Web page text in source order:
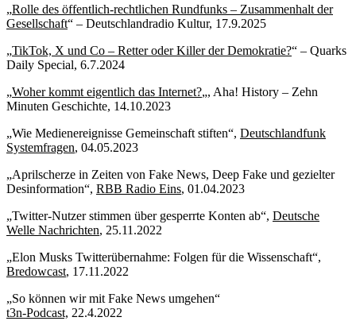
„Rolle des öffentlich-rechtlichen Rundfunks – Zusammenhalt der
Gesellschaft“ – Deutschlandradio Kultur, 17.9.2025
„TikTok, X und Co – Retter oder Killer der Demokratie?“ – Quarks
Daily Special, 6.7.2024
„Woher kommt eigentlich das Internet?„, Aha! History – Zehn
Minuten Geschichte, 14.10.2023
„Wie Medienereignisse Gemeinschaft stiften“, Deutschlandfunk
Systemfragen, 04.05.2023
„Aprilscherze in Zeiten von Fake News, Deep Fake und gezielter
Desinformation“, RBB Radio Eins, 01.04.2023
„Twitter-Nutzer stimmen über gesperrte Konten ab“, Deutsche
Welle Nachrichten, 25.11.2022
„Elon Musks Twitterübernahme: Folgen für die Wissenschaft“,
Bredowcast, 17.11.2022
„So können wir mit Fake News umgehen“
t3n-Podcast, 22.4.2022